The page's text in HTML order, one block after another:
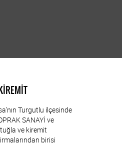
Turgutlu ilçesinde
SANAYİ ve
tuğla ve kiremit
birisi